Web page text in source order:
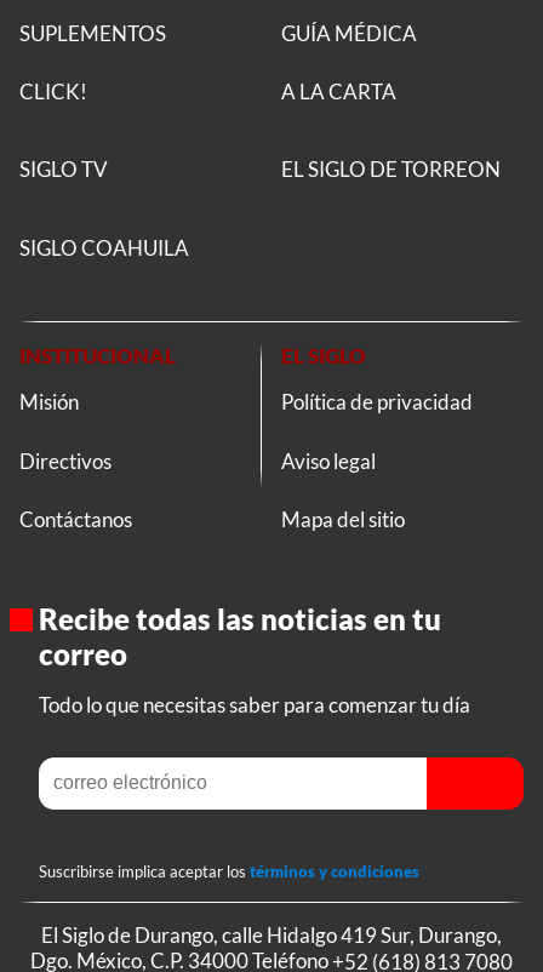
SUPLEMENTOS
CLICK!
GUÍA MÉDICA
A LA CARTA
SIGLO TV EL SIGLO DE TORREON
SIGLO COAHUILA
INSTITUCIONAL
Misión
Directivos
Contáctanos
EL SIGLO
Política de privacidad
Aviso legal
Mapa del sitio
Recibe todas las noticias en tu
correo
Todo lo que necesitas saber para comenzar tu día
Suscribirse implica aceptar los términos y condiciones
El Siglo de Durango, calle Hidalgo 419 Sur, Durango,
Dgo. México, C.P. 34000 Teléfono+52 (618) 813 7080